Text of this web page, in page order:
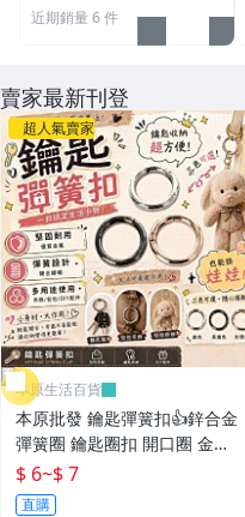
近期銷量 6 件
賣家最新刊登
超人氣賣家
本原生活百貨
本原批發 鑰匙彈簧扣👍鋅合金
彈簧圈 鑰匙圈扣 開口圈 金屬
圈環 鑰匙圈 鉤扣 連接環 彈簧
扣 圈圈環 CY823
$ 6~$ 7
直購